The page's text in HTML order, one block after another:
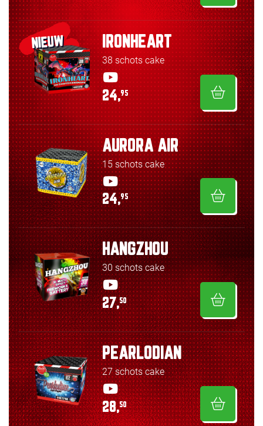
NIEUW IRONHEART
38 schots cake
24,95
AURORA AIR
15 schots cake
24,95
HANGZHOU
30 schots cake
27,50
PEARLODIAN
27 schots cake
28,50